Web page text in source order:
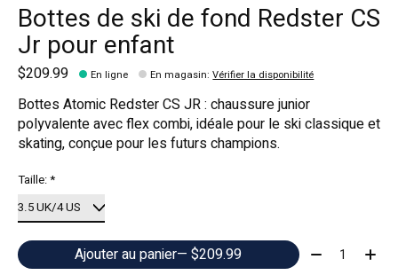
Bottes de ski de fond Redster CS
Jr pour enfant
$209.99 En ligne En magasin:Vérifier la disponibilité
Bottes Atomic Redster CS JR : chaussure junior
polyvalente avec flex combi, idéale pour le ski classique et
skating, conçue pour les futurs champions.
Taille:*
Ajouter au panier — $209.99 Quantité: